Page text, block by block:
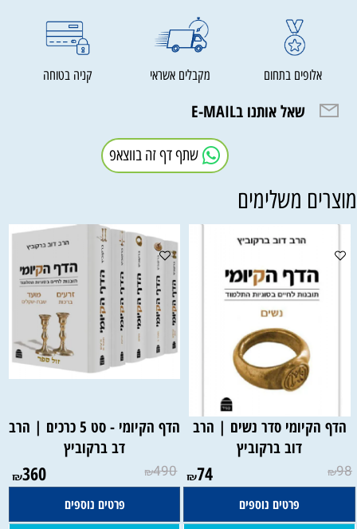
אלופים בתחום מקבלים אשראי קניה בטוחה
שאל אותנו בE-MAIL
שתף דף זה בווצאפ
משלימים
הדף הקיומי סדר נשים | הרב
דוב ברקוביץ
₪98
₪74
פרטים נוספים
הדף הקיומי - סט 5 כרכים | הרב
דב ברקוביץ
₪490
₪360
פרטים נוספים